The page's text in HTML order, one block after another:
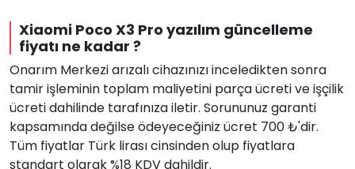
Xiaomi Poco X3 Pro yazılım güncelleme
fiyatı ne kadar ?
Onarım Merkezi arızalı cihazınızı inceledikten sonra
tamir işleminin toplam maliyetini parça ücreti ve işçilik
ücreti dahilinde tarafınıza iletir. Sorununuz garanti
kapsamında değilse ödeyeceğiniz ücret 700 ₺'dir.
Tüm fiyatlar Türk lirası cinsinden olup fiyatlara
standart olarak %18 KDV dahildir.